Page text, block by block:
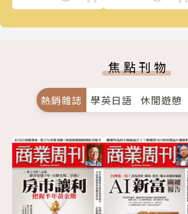
焦點刊物
熱銷雜誌 學英日語 休閒遊憩